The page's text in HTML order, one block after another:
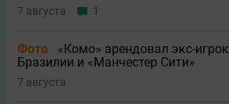
7 августа 1
Фото
«Комо» арендовал экс-
Бразилии и «Манчестер Сити»
7 августа